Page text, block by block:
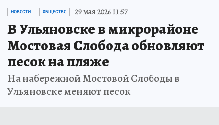
НОВОСТИ ОБЩЕСТВО 29 мая 2026 11:57
В Ульяновске в микрорайоне
Мостовая Слобода обновляют
песок на пляже
На набережной Мостовой Слободы в
Ульяновске меняют песок